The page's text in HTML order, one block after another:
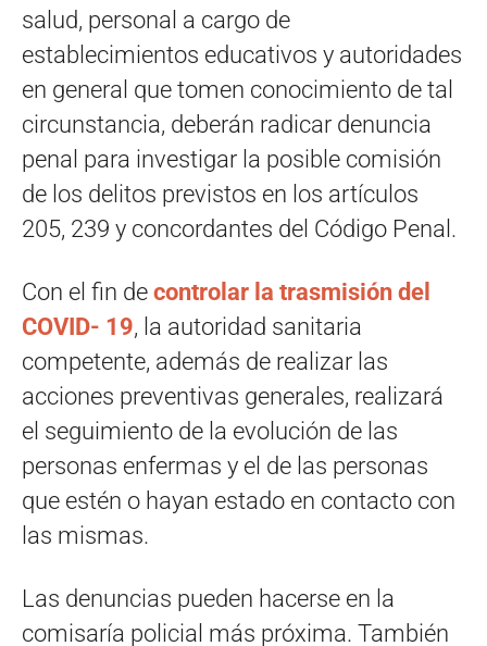
salud, personal a cargo de
establecimientos educativos y autoridades
en general que tomen conocimiento de tal
circunstancia, deberán radicar denuncia
penal para investigar la posible comisión
de los delitos previstos en los artículos
205, 239 y concordantes del Código Penal.
Con el fin de controlar la trasmisión del
COVID- 19, la autoridad sanitaria
competente, además de realizar las
acciones preventivas generales, realizará
el seguimiento de la evolución de las
personas enfermas y el de las personas
que estén o hayan estado en contacto con
las mismas.
Las denuncias pueden hacerse en la
comisaría policial más próxima. También